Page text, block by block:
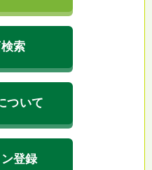
索
ついて
登録